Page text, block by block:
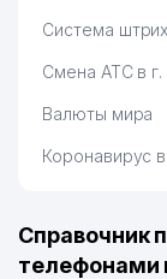
Система
Смена АТС в
Валюты мира
Коронавирус
Справочник
телефонами